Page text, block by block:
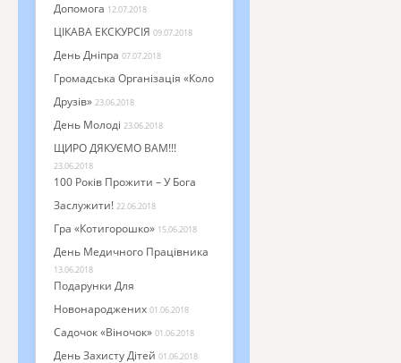
Допомога 12.07.2018
ЦІКАВА ЕКСКУРСІЯ 09.07.2018
День Дніпра 07.07.2018
Громадська Організація «Коло
Друзів» 23.06.2018
День Молоді 23.06.2018
ЩИРО ДЯКУЄМО ВАМ!!!
23.06.2018
100 Років Прожити – У Бога
Заслужити! 22.06.2018
Гра «Котигорошко» 15.06.2018
День Медичного Працівника
13.06.2018
Подарунки Для
Новонароджених 01.06.2018
Садочок «Віночок» 01.06.2018
День Захисту Дітей 01.06.2018